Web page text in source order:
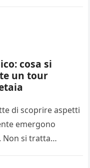
cosa si
un tour
di scoprire aspetti
emergono
Non si tratta